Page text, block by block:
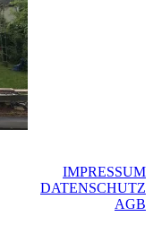
IMPRESSUM
DATENSCHUTZ
AGB